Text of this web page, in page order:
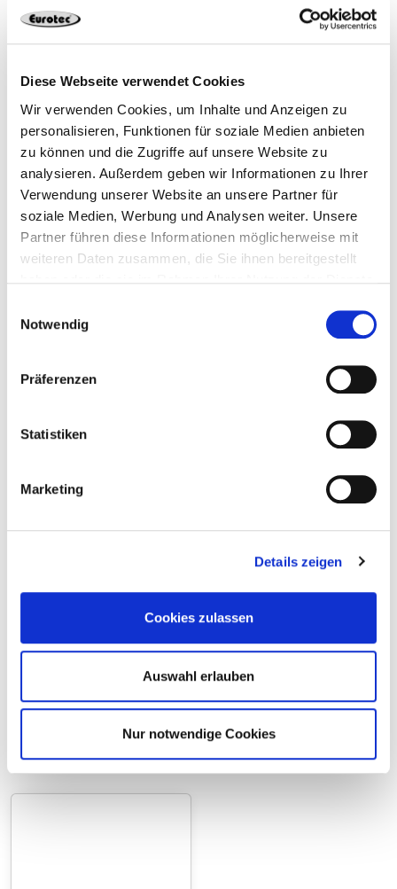
Diese Webseite verwendet Cookies
Wir verwenden Cookies, um Inhalte und Anzeigen zu
personalisieren, Funktionen für soziale Medien anbieten
zu können und die Zugriffe auf unsere Website zu
analysieren. Außerdem geben wir Informationen zu Ihrer
Verwendung unserer Website an unsere Partner für
soziale Medien, Werbung und Analysen weiter. Unsere
Partner führen diese Informationen möglicherweise mit
weiteren Daten zusammen, die Sie ihnen bereitgestellt
Notwendig
Präferenzen
Statistiken
Marketing
Details zeigen
Cookies zulassen
Auswahl erlauben
Nur notwendige Cookies
4064827133941
SOL945830 M 10 x 25 mm
4064827133958
SOL945831
H4,65 x B10,15 x L23 mm 100
Weitere Produkte der Kategorie
Solarbefestigung für
Trapezbleche